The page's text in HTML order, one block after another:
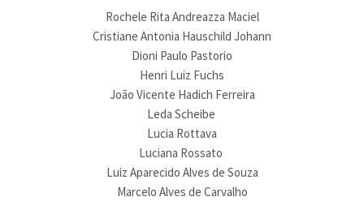
Rochele Rita Andreazza Maciel
Cristiane Antonia Hauschild Johann
Dioni Paulo Pastorio
Henri Luiz Fuchs
João Vicente Hadich Ferreira
Leda Scheibe
Lucia Rottava
Luciana Rossato
Luiz Aparecido Alves de Souza
Marcelo Alves de Carvalho